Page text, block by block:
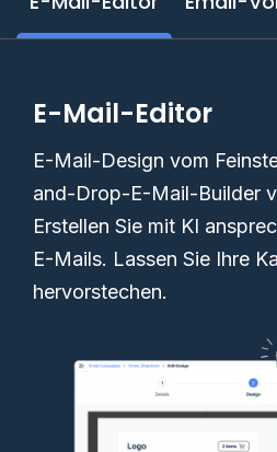
E-Mail-Editor
E-Mail-Design vom
and-Drop-E-Mail-Builder
Erstellen Sie mit KI
E-Mails. Lassen Sie Ihre
hervorstechen.